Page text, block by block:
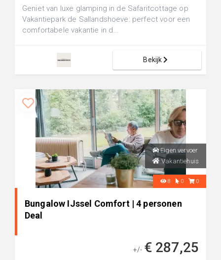
Geniet van luxe glamping in de Safaritcottage op
Vakantiepark de Sallandshoeve: perfect voor een
comfortabele vakantie in d...
Bekijk
Eigen vervoer
Vakantiehuis
8 0 0
Bungalow IJssel Comfort | 4 personen
Deal
+/- € 287,25